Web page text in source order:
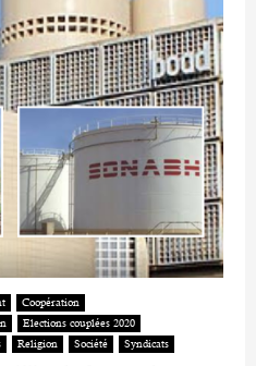
Coopération
Elections couplées 2020
Religion Société Syndicats